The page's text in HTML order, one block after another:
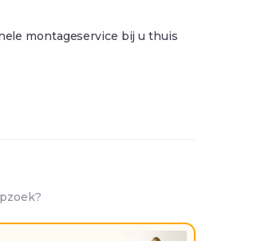
montageservice bij u thuis